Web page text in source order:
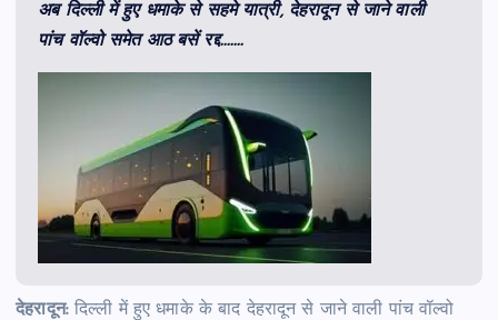
अब दिल्ली में हुए धमाके से सहमे यात्री, देहरादून से जाने वाली
पांच वॉल्वो समेत आठ बसें रद्द…….
देहरादून:दिल्ली में हुए धमाके के बाद देहरादून से जाने वाली पांच वॉल्वो